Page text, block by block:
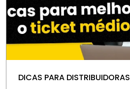
DICAS PARA DISTRIBUIDORAS